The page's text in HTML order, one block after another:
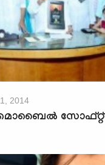
2014
മൊബൈല്‍